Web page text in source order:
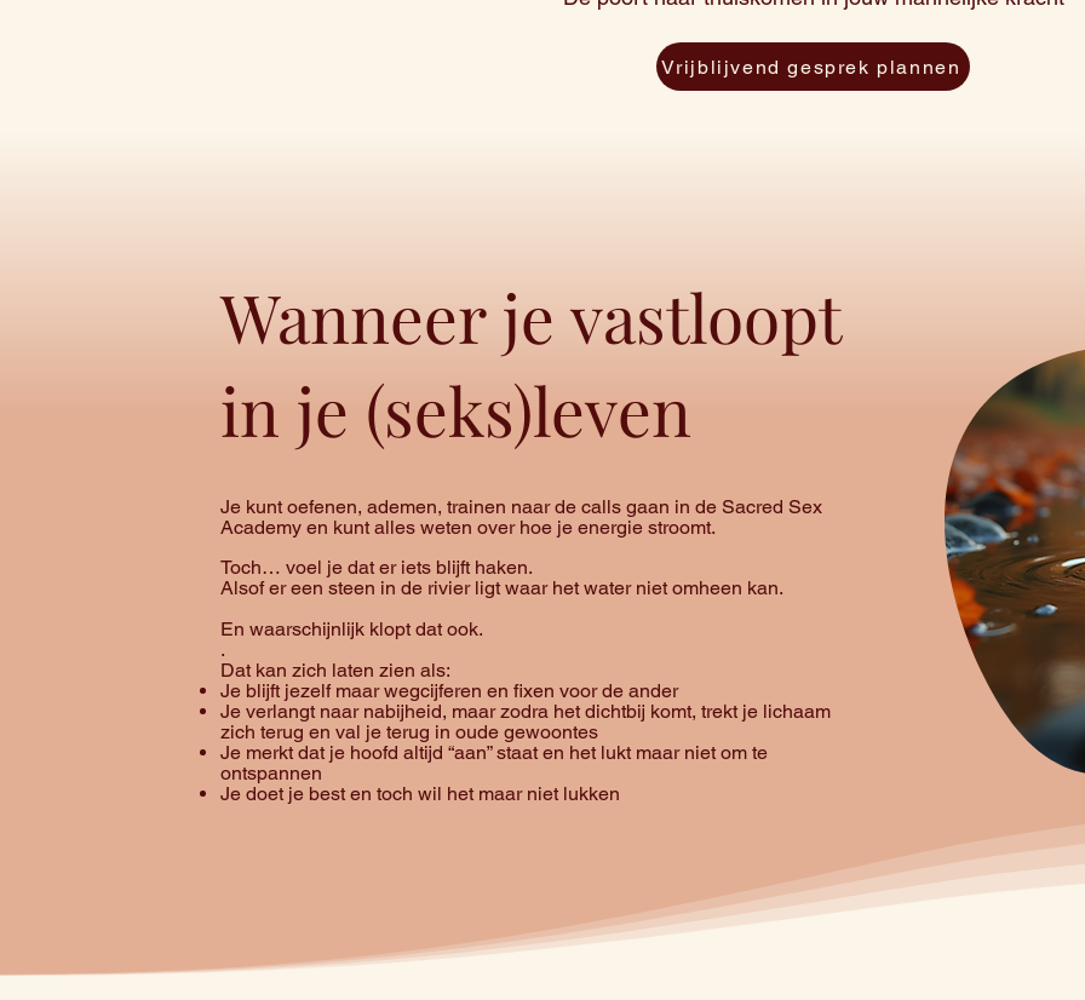
Vrijblijvend gesprek plannen
Wanneer je vastloopt
in je (seks)leven
Je kunt oefenen, ademen, trainen naar de calls gaan in de Sacred Sex
Academy en kunt alles weten over hoe je energie stroomt.
Toch… voel je dat er iets blijft haken.
Alsof er een steen in de rivier ligt waar het water niet omheen kan.
En waarschijnlijk klopt dat ook.
.
Dat kan zich laten zien als:
Je blijft jezelf maar wegcijferen en fixen voor de ander
Je verlangt naar nabijheid, maar zodra het dichtbij komt, trekt je lichaam
zich terug en val je terug in oude gewoontes
Je merkt dat je hoofd altijd “aan” staat en het lukt maar niet om te
ontspannen
Je doet je best en toch wil het maar niet lukken